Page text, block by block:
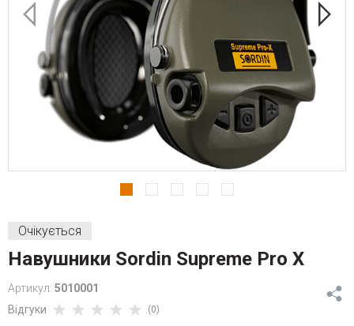
Очікується
Навушники Sordin Supreme Pro X
Артикул: 5010001
Відгуки
(0)